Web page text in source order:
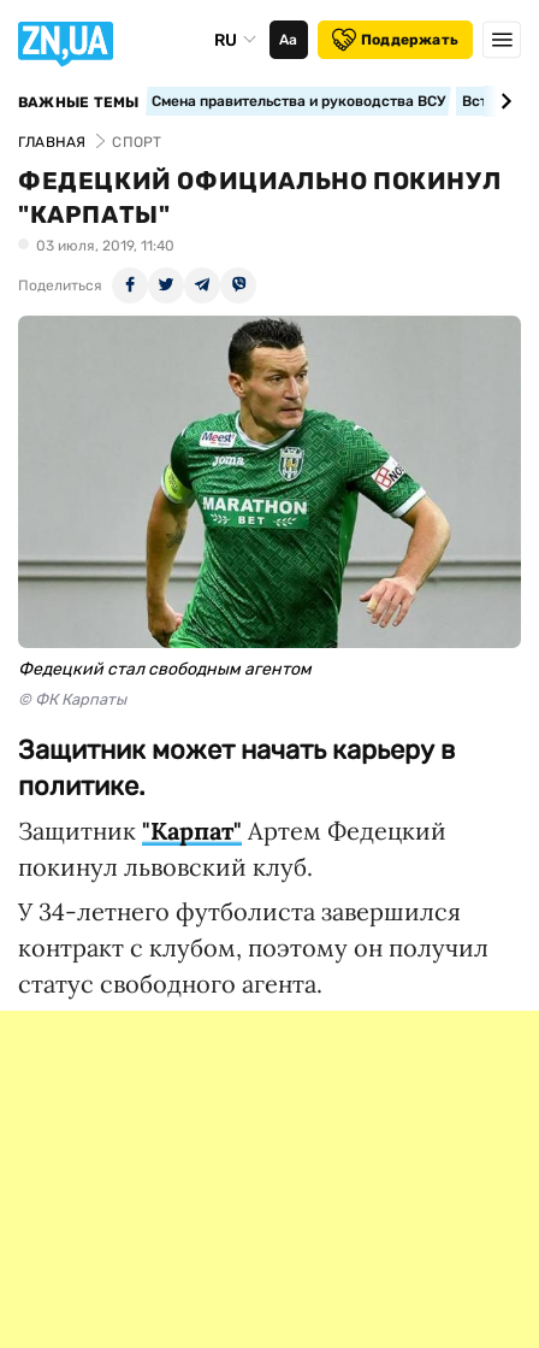
RU Аа Поддержать
ВАЖНЫЕ ТЕМЫ Смена правительства и руководства ВСУ
ГЛАВНАЯ СПОРТ
ФЕДЕЦКИЙ ОФИЦИАЛЬНО ПОКИНУЛ
"КАРПАТЫ"
03 июля, 2019, 11:40
Поделиться
Федецкий стал свободным агентом
© ФК Карпаты
Защитник может начать карьеру в
политике.
Защитник "Карпат" Артем Федецкий
покинул львовский клуб.
У 34-летнего футболиста завершился
контракт с клубом, поэтому он получил
статус свободного агента.